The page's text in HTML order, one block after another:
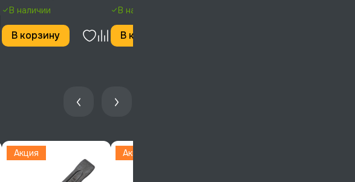
В наличии
В корзину
В наличии
В корзину
Акция Акция